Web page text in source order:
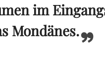
im
Mondänes.